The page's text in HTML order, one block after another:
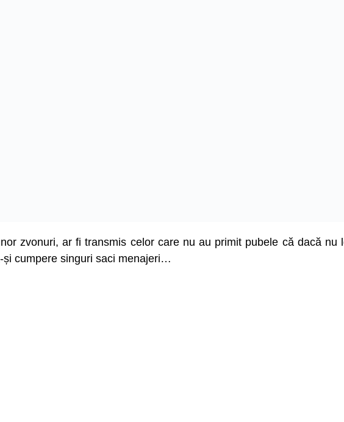
zvonuri, ar fi transmis celor care nu au primit pubele că dacă nu
cumpere singuri saci menajeri…